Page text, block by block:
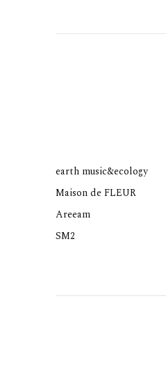
earth music&ecology
Maison de FLEUR
Areeam
SM2